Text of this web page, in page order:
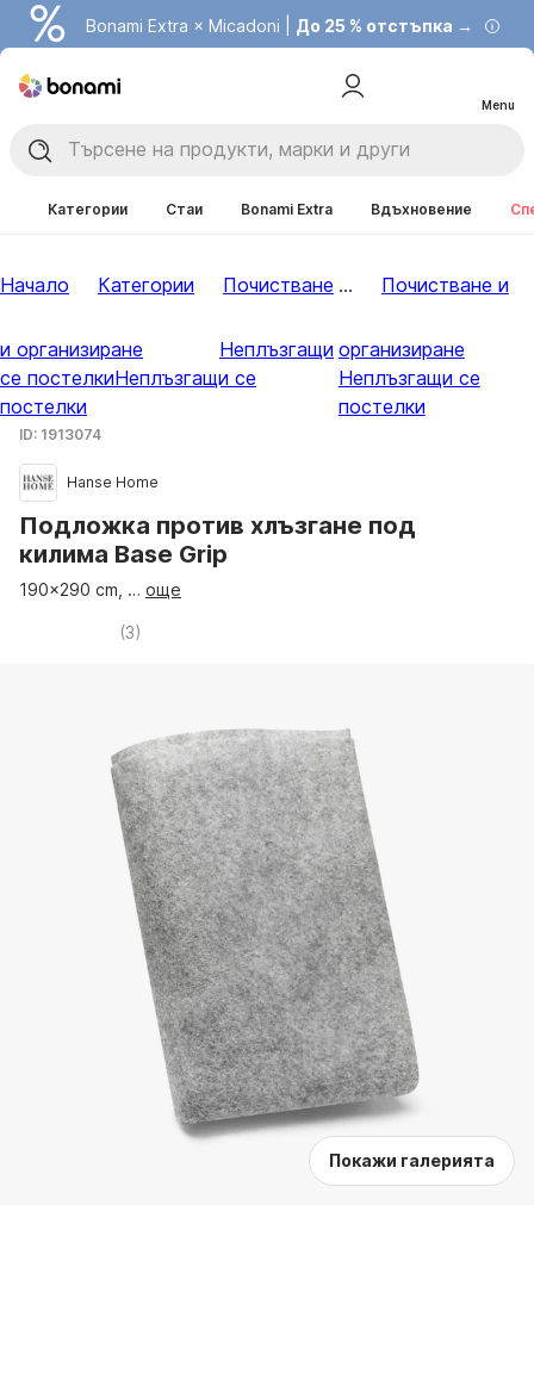
Bonami Extra × Micadoni | До 25 % отстъпка →
Menu
Категории Стаи Bonami Extra Вдъхновение
Начало Категории Почистване
и организиране
Неплъзгащи
се постелкиНеплъзгащи се
постелки
... Почистване и
организиране
Неплъзгащи се
постелки
Покажи галерията
ID: 1913074
Hanse Home
Подложка против хлъзгане под
килима Base Grip
190x290 cm , … още
(3)